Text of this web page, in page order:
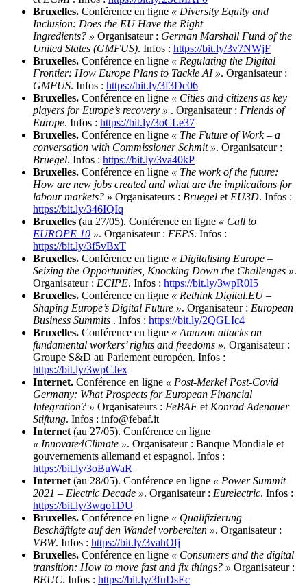
Bruxelles. Conférence en ligne « Diversity Equity and
Inclusion: Does the EU Have the Right
Ingredients? » Organisateur : German Marshall Fund of the
United States (GMFUS). Infos : https://bit.ly/3v7NWjF
Bruxelles. Conférence en ligne « Regulating the Digital
Frontier: How Europe Plans to Tackle AI ». Organisateur :
GMFUS. Infos : https://bit.ly/3f3Dc06
Bruxelles. Conférence en ligne « Cities and citizens as key
players for Europe’s recovery » . Organisateur : Friends of
Europe. Infos : https://bit.ly/3oCLe37
Bruxelles. Conférence en ligne « The Future of Work – a
conversation with Commissioner Schmit ». Organisateur :
Bruegel. Infos : https://bit.ly/3va40kP
Bruxelles. Conférence en ligne « The work of the future:
How are new jobs created and what are the implications for
labour markets? » Organisateurs : Bruegel et EU3D. Infos :
https://bit.ly/346IQIq
Bruxelles (au 27/05). Conférence en ligne « Call to
EUROPE 10 ». Organisateur : FEPS. Infos :
https://bit.ly/3f5vBxT
Bruxelles. Conférence en ligne « Digitalising Europe –
Seizing the Opportunities, Knocking Down the Challenges ».
Organisateur : ECIPE. Infos : https://bit.ly/3wpR0I5
Bruxelles. Conférence en ligne « Rethink Digital.EU –
Shaping Europe’s Digital Future ». Organisateur : European
Business Summits . Infos : https://bit.ly/2QGLIc4
Bruxelles. Conférence en ligne « Amazon attacks on
fundamental workers’ rights and freedoms ». Organisateur :
Groupe S&D au Parlement européen. Infos :
https://bit.ly/3wpCJex
Internet. Conférence en ligne « Post-Merkel Post-Covid
Germany: What Prospects for European Financial
Integration? » Organisateurs : FeBAF et Konrad Adenauer
Stiftung. Infos : info@febaf.it
Internet (au 27/05). Conférence en ligne
« Innovate4Climate ». Organisateur : Banque Mondiale et
gouvernements allemand et espagnol. Infos :
https://bit.ly/3oBuWaR
Internet (au 28/05). Conférence en ligne « Power Summit
2021 – Electric Decade ». Organisateur : Eurelectric. Infos :
https://bit.ly/3wqo1DU
Bruxelles. Conférence en ligne « Qualifizierung –
Beschäftigte auf den Wandel vorbereiten ». Organisateur :
VBW. Infos : https://bit.ly/3vahOfj
Bruxelles. Conférence en ligne « Consumers and the digital
transition: How to move fast and fix things? » Organisateur :
BEUC. Infos : https://bit.ly/3fuDsEc